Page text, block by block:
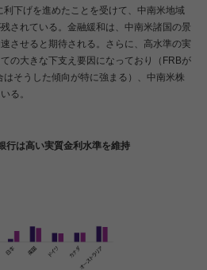
下げを進めたことを受けて、中南米地域
されている。金融緩和は、中南米諸国の景
させると期待される。さらに、高水準の実
の大きな下支え要因になっており（FRBが
そうした傾向が特に強まる）、中南米株
る。
行は高い実質金利水準を維持